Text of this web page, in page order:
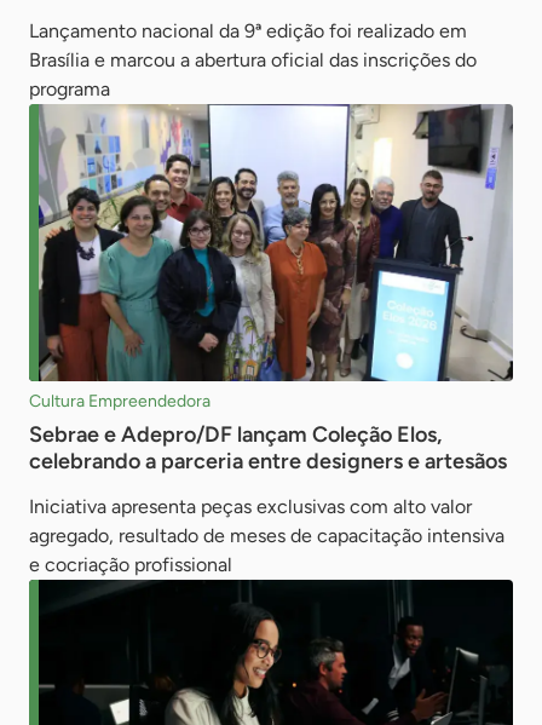
Lançamento nacional da 9ª edição foi realizado em
Brasília e marcou a abertura oficial das inscrições do
programa
Cultura Empreendedora
Sebrae e Adepro/DF lançam Coleção Elos,
celebrando a parceria entre designers e artesãos
Iniciativa apresenta peças exclusivas com alto valor
agregado, resultado de meses de capacitação intensiva
e cocriação profissional